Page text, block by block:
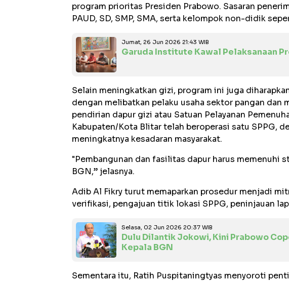
program prioritas Presiden Prabowo. Sasaran
PAUD, SD, SMP, SMA, serta kelompok non-didik
Jumat, 26 Jun 2026 21:43 WIB
Garuda Institute Kawal Pelaksanaan
Selain meningkatkan gizi, program ini juga
dengan melibatkan pelaku usaha sektor pangan dan
pendirian dapur gizi atau Satuan Pelayanan
Kabupaten/Kota Blitar telah beroperasi satu SPPG,
meningkatnya kesadaran masyarakat.
"Pembangunan dan fasilitas dapur harus memenuhi
BGN,” jelasnya.
Adib Al Fikry turut memaparkan prosedur menjadi
verifikasi, pengajuan titik lokasi SPPG, peninjauan
Selasa, 02 Jun 2026 20:37 WIB
Dulu Dilantik Jokowi, Kini Prabowo
Kepala BGN
Sementara itu, Ratih Puspitaningtyas menyoroti